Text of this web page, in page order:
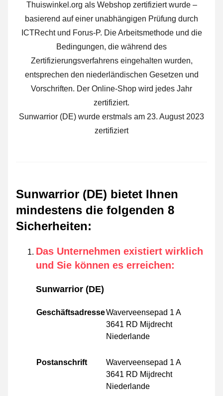
Thuiswinkel.org als Webshop zertifiziert wurde –
basierend auf einer unabhängigen Prüfung durch
ICTRecht und Forus-P. Die Arbeitsmethode und die
Bedingungen, die während des
Zertifizierungsverfahrens eingehalten wurden,
entsprechen den niederländischen Gesetzen und
Vorschriften. Der Online-Shop wird jedes Jahr
zertifiziert.
Sunwarrior (DE) wurde erstmals am 23. August 2023
zertifiziert
Sunwarrior (DE) bietet Ihnen
mindestens die folgenden 8
Sicherheiten:
Das Unternehmen existiert wirklich
und Sie können es erreichen:
Sunwarrior (DE)
GeschäftsadresseWaverveensepad 1 A
3641 RD Mijdrecht
Niederlande
Postanschrift
Waverveensepad 1 A
3641 RD Mijdrecht
Niederlande